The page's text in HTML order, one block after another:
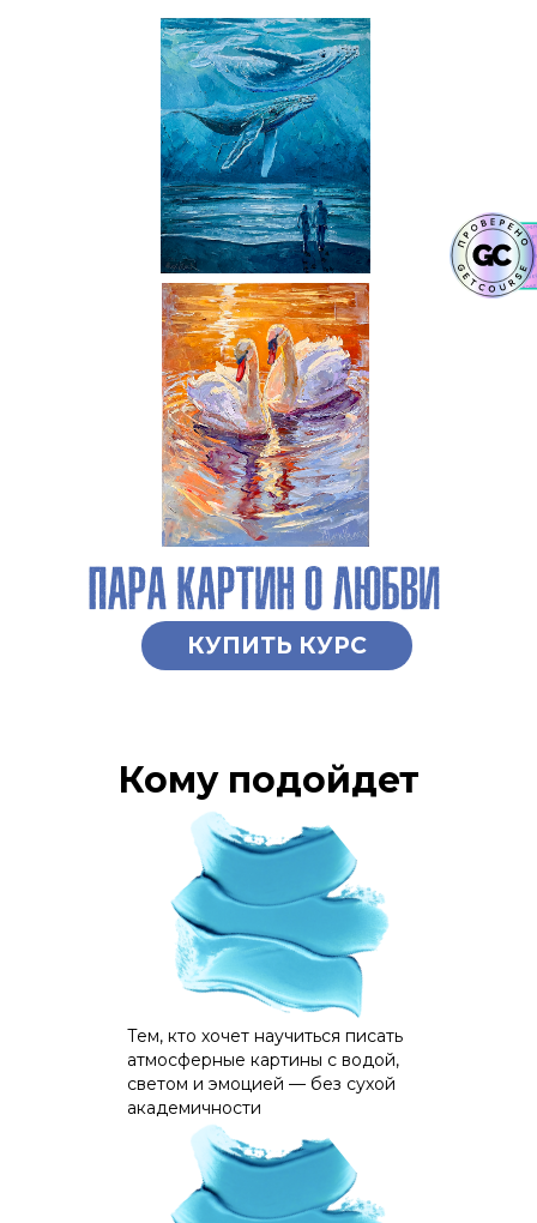
КУПИТЬ КУРС
Кому подойдет
Тем, кто хочет научиться писать
атмосферные картины с водой,
светом и эмоцией — без сухой
академичности